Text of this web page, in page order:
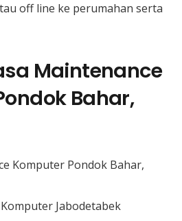
off line ke perumahan serta
Maintenance
Bahar,
Komputer Pondok Bahar,
Jabodetabek